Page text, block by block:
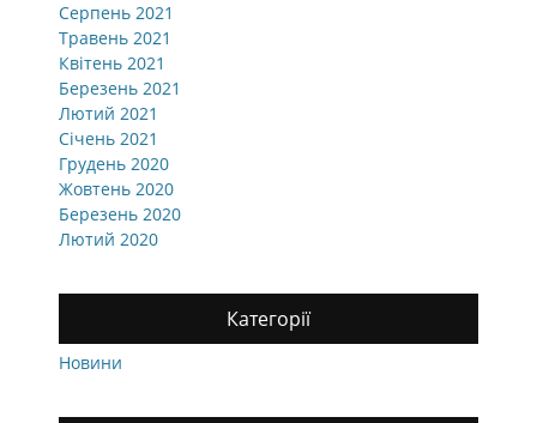
Серпень 2021
Травень 2021
Квітень 2021
Березень 2021
Лютий 2021
Січень 2021
Грудень 2020
Жовтень 2020
Березень 2020
Лютий 2020
Категорії
Новини